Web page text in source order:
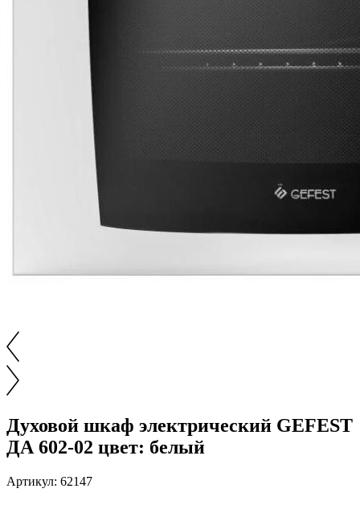
Духовой шкаф электрический GEFEST
ДА 602-02 цвет: белый
Артикул: 62147